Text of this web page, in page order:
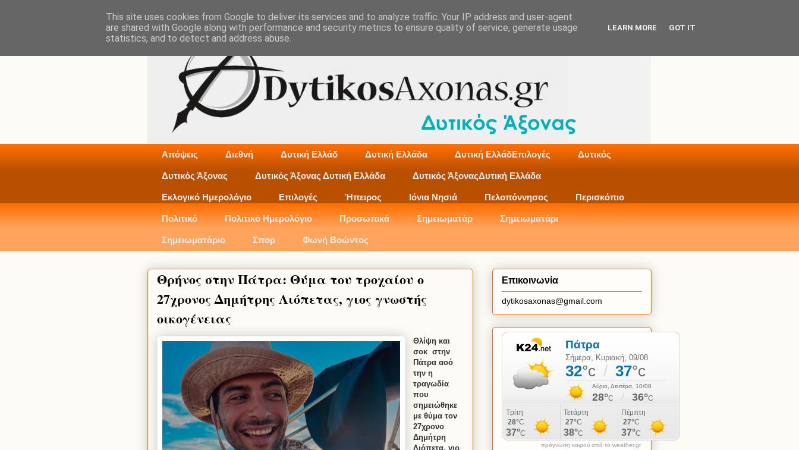
Απόψεις Διεθνή Δυτική Ελλάδ Δυτική Ελλάδα Δυτική ΕλλάδΕπιλογές Δυτικός
Δυτικός Άξονας Δυτικός Άξονας Δυτική Ελλάδα Δυτικός ΆξοναςΔυτική Ελλάδα
Εκλογικό Ημερολόγιο Επιλογές Ήπειρος Ιόνια Νησιά Πελοπόννησος Περισκόπιο
Πολιτικό Πολιτικό Ημερολόγιο Προσωπικά Σημειωματάρ Σημειωματάρι
Σημειωματάριο Σπορ Φωνή Βοώντος
Θρήνος στην Πάτρα: Θύμα του τροχαίου ο
27χρονος Δημήτρης Λιόπετας, γιος γνωστής
οικογένειας
Θλίψη και
σοκ στην
Πάτρα αοό
την η
τραγωδία
που
σημειώθηκε
με θύμα τον
27χρονο
Δημήτρη
Λιόπετα, γιο
Επικοινωνία
dytikosaxonas@gmail.com
πρόγνωση καιρού από το weather.gr
This site uses cookies from Google to deliver its services and to analyze traffic. Your IP address and user-agent
are shared with Google along with performance and security metrics to ensure quality of service, generate usage
statistics, and to detect and address abuse.
LEARN MORE GOT IT